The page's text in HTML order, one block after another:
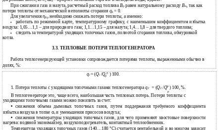
При сжигании газа и мазута, расчетный расход топливаВр равен натуральному расходуВн
, так как
потери теплоты от механической неполноты сгорания q4= 0.
Для увеличенияηбр необходимо снижать потери теплоты, а именно:
•
работать по режимной карте, температурному графику, с наименьшим коэффициентом избытка
воздуха: 1,05…1,1 – для природного газа; 1,1…1,15 – для мазута; 1,4…1,8 – для твердого топлива;
•
следить за температурой уходящих топочных газов, полнотой сгорания топлива, обмуровкой
котла.
3.3. ТЕПЛОВЫЕ ПОТЕРИ ТЕПЛОГЕНЕРАТОРА
Работа теплогенерирующей установки сопровождается потерями теплоты, выраженными обычно в
долях, %:
qi= (Qi /Qр
р) 100.
1. Потери теплоты с уходящими топочными газами теплогенератора q2 = (Q2 /Qр) 100, %.
р
В теплогенераторе это, чаще всего, наибольшая часть тепловых потерь. Потери теплоты с
уходящими топочными газами можно понизить за счет:
•
снижения объема дымовых топочных газов, путем поддержания требуемого коэффициента
избытка воздуха в топке αти уменьшения присосов воздуха;
• снижения температуры уходящих топочных газов, для чего применяют хвостовые поверхности
нагрева: водяной экономайзер, воздухоподогреватель, контактный теплообменник.
Температура уходящих топочных газов (140…180°С) считается рентабельной и во многом зависит